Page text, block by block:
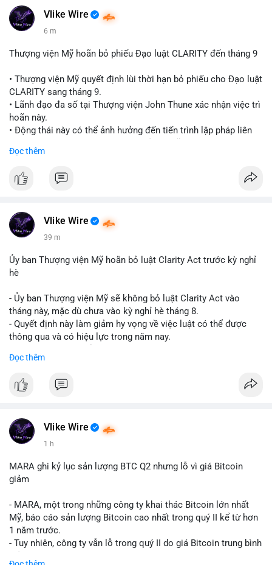
Vlike Wire
6 m
Thượng viện Mỹ hoãn bỏ phiếu Đạo luật CLARITY đến tháng 9
• Thượng viện Mỹ quyết định lùi thời hạn bỏ phiếu cho Đạo luật
CLARITY sang tháng 9.
• Lãnh đạo đa số tại Thượng viện John Thune xác nhận việc trì
hoãn này.
• Động thái này có thể ảnh hưởng đến tiến trình lập pháp liên
📰 Nguồn: Cointelegraph
Đọc thêm
Vlike Wire
39 m
Ủy ban Thượng viện Mỹ hoãn bỏ luật Clarity Act trước kỳ nghỉ
hè
- Ủy ban Thượng viện Mỹ sẽ không bỏ luật Clarity Act vào
tháng này, mặc dù chưa vào kỳ nghỉ hè tháng 8.
- Quyết định này làm giảm hy vọng về việc luật có thể được
thông qua và có hiệu lực trong năm nay.
mục chứng chỉ cho tài sản số tại Mỹ.
và phát triển thị trường crypto tại Mỹ.
#vlikevn #titanbot
📰 Nguồn: CoinDesk
Đọc thêm
Vlike Wire
1 h
MARA ghi kỷ lục sản lượng BTC Q2 nhưng lỗ vì giá Bitcoin
giảm
- MARA, một trong những công ty khai thác Bitcoin lớn nhất
Mỹ, báo cáo sản lượng Bitcoin cao nhất trong quý II kể từ hơn
1 năm trước.
- Tuy nhiên, công ty vẫn lỗ trong quý II do giá Bitcoin trung bình